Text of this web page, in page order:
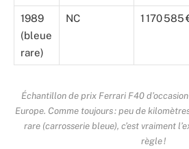
1989
(bleue
rare)
NC 1 170 585
Échantillon de prix Ferrari F40
Europe. Comme toujours : peu de
rare (carrosserie bleue), c’est vraiment
règle !